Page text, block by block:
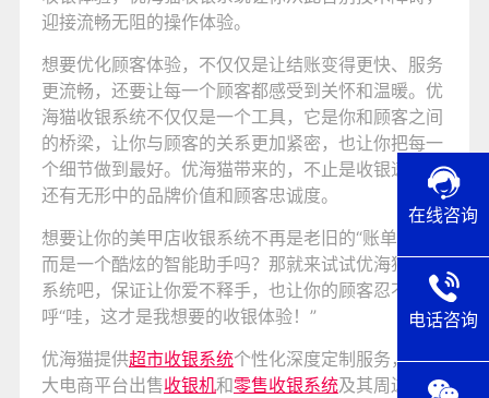
迎接流畅无阻的操作体验。
想要优化顾客体验，不仅仅是让结账变得更快、服务
更流畅，还要让每一个顾客都感受到关怀和温暖。优
海猫收银系统不仅仅是一个工具，它是你和顾客之间
的桥梁，让你与顾客的关系更加紧密，也让你把每一
个细节做到最好。优海猫带来的，不止是收银速度，
还有无形中的品牌价值和顾客忠诚度。
想要让你的美甲店收银系统不再是老旧的“账单机”，
而是一个酷炫的智能助手吗？那就来试试优海猫收银
系统吧，保证让你爱不释手，也让你的顾客忍不住大
呼“哇，这才是我想要的收银体验！”
优海猫提供超市收银系统个性化深度定制服务，在各
大电商平台出售收银机和零售收银系统及其周边产
在线咨询
电话咨询